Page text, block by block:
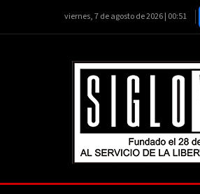
viernes, 7 de agosto de 2026 | 00:51